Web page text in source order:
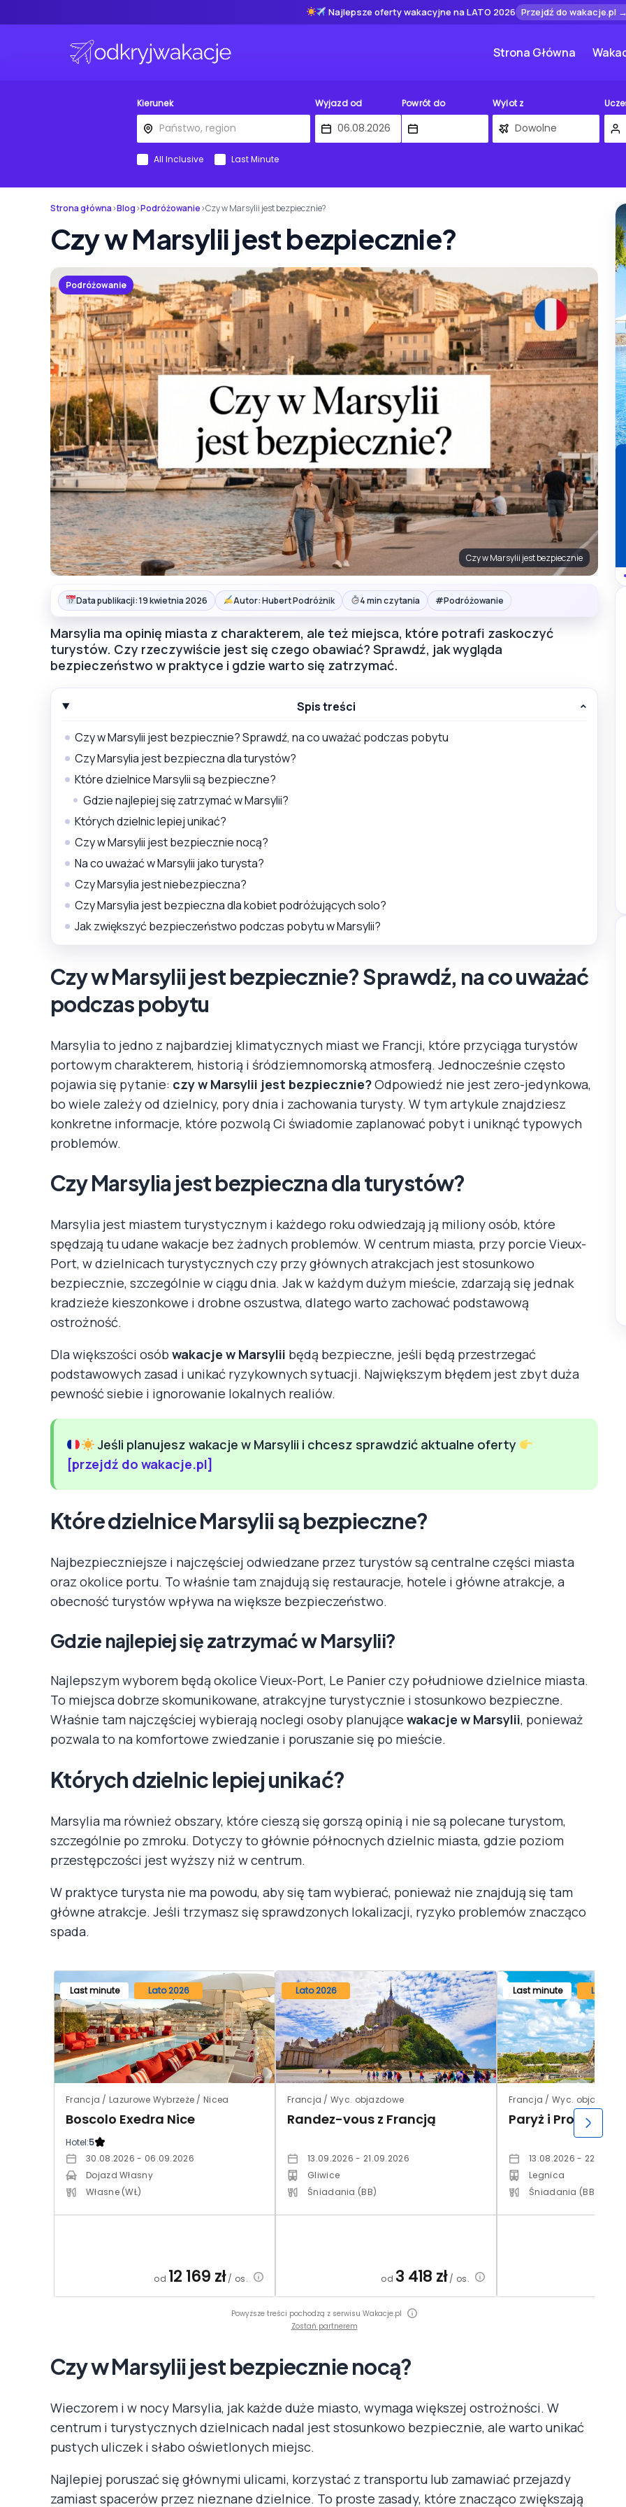
Najlepsze oferty wakacyjne na LATO 2026 Przejdź do wakacje.pl
Strona Główna
Kierunek Wyjazd od Powrót do Wylot z
All Inclusive Last Minute
Strona główna›Blog›Podróżowanie›Czy w Marsylii jest bezpiecznie?
Czy w Marsylii jest bezpiecznie?
Podróżowanie
Czy w Marsylii jest bezpiecznie
Data publikacji: 19 kwietnia 2026 Autor: Hubert Podróżnik 4 min czytania #Podróżowanie
Marsylia ma opinię miasta z charakterem, ale też miejsca, które potrafi zaskoczyć
turystów. Czy rzeczywiście jest się czego obawiać? Sprawdź, jak wygląda
bezpieczeństwo w praktyce i gdzie warto się zatrzymać.
Spis treści
Czy w Marsylii jest bezpiecznie? Sprawdź, na co uważać podczas pobytu
Czy Marsylia jest bezpieczna dla turystów?
Które dzielnice Marsylii są bezpieczne?
Gdzie najlepiej się zatrzymać w Marsylii?
Których dzielnic lepiej unikać?
Czy w Marsylii jest bezpiecznie nocą?
Na co uważać w Marsylii jako turysta?
Czy Marsylia jest niebezpieczna?
Czy Marsylia jest bezpieczna dla kobiet podróżujących solo?
Jak zwiększyć bezpieczeństwo podczas pobytu w Marsylii?
Czy w Marsylii jest bezpiecznie? Sprawdź, na co uważać
podczas pobytu
Marsylia to jedno z najbardziej klimatycznych miast we Francji, które przyciąga turystów
portowym charakterem, historią i śródziemnomorską atmosferą. Jednocześnie często
pojawia się pytanie: czy w Marsylii jest bezpiecznie?Odpowiedź nie jest zero-jedynkowa,
bo wiele zależy od dzielnicy, pory dnia i zachowania turysty. W tym artykule znajdziesz
konkretne informacje, które pozwolą Ci świadomie zaplanować pobyt i uniknąć typowych
problemów.
Czy Marsylia jest bezpieczna dla turystów?
Marsylia jest miastem turystycznym i każdego roku odwiedzają ją miliony osób, które
spędzają tu udane wakacje bez żadnych problemów. W centrum miasta, przy porcie Vieux-
Port, w dzielnicach turystycznych czy przy głównych atrakcjach jest stosunkowo
bezpiecznie, szczególnie w ciągu dnia. Jak w każdym dużym mieście, zdarzają się jednak
kradzieże kieszonkowe i drobne oszustwa, dlatego warto zachować podstawową
ostrożność.
Dla większości osób wakacje w Marsylii będą bezpieczne, jeśli będą przestrzegać
podstawowych zasad i unikać ryzykownych sytuacji. Największym błędem jest zbyt duża
pewność siebie i ignorowanie lokalnych realiów.
Jeśli planujesz wakacje w Marsylii i chcesz sprawdzić aktualne oferty
[przejdź do wakacje.pl]
Które dzielnice Marsylii są bezpieczne?
Najbezpieczniejsze i najczęściej odwiedzane przez turystów są centralne części miasta
oraz okolice portu. To właśnie tam znajdują się restauracje, hotele i główne atrakcje, a
obecność turystów wpływa na większe bezpieczeństwo.
Gdzie najlepiej się zatrzymać w Marsylii?
Najlepszym wyborem będą okolice Vieux-Port, Le Panier czy południowe dzielnice miasta.
To miejsca dobrze skomunikowane, atrakcyjne turystycznie i stosunkowo bezpieczne.
Właśnie tam najczęściej wybierają noclegi osoby planujące wakacje w Marsylii, ponieważ
pozwala to na komfortowe zwiedzanie i poruszanie się po mieście.
Których dzielnic lepiej unikać?
Marsylia ma również obszary, które cieszą się gorszą opinią i nie są polecane turystom,
szczególnie po zmroku. Dotyczy to głównie północnych dzielnic miasta, gdzie poziom
przestępczości jest wyższy niż w centrum.
W praktyce turysta nie ma powodu, aby się tam wybierać, ponieważ nie znajdują się tam
główne atrakcje. Jeśli trzymasz się sprawdzonych lokalizacji, ryzyko problemów znacząco
spada.
Last minute Lato 2026
Francja / Lazurowe Wybrzeże / Nicea
Boscolo Exedra Nice
Hotel:5
30.08.2026 - 06.09.2026
Dojazd Własny
Własne (WŁ)
od 12 169 zł/ os.
Lato 2026
Francja / Wyc. objazdowe
Randez-vous z Francją
13.09.2026 - 21.09.2026
Gliwice
Śniadania (BB)
od 3 418 zł/ os.
Last minute Lato
Francja / Wyc. objazdowe
Paryż i Prowansja
13.08.2026 -
Legnica
Śniadania (BB)
Powyższe treści pochodzą z serwisu Wakacje.pl
Zostań partnerem
Czy w Marsylii jest bezpiecznie nocą?
Wieczorem i w nocy Marsylia, jak każde duże miasto, wymaga większej ostrożności. W
centrum i turystycznych dzielnicach nadal jest stosunkowo bezpiecznie, ale warto unikać
pustych uliczek i słabo oświetlonych miejsc.
Najlepiej poruszać się głównymi ulicami, korzystać z transportu lub zamawiać przejazdy
zamiast spacerów przez nieznane dzielnice. To proste zasady, które znacząco zwiększają